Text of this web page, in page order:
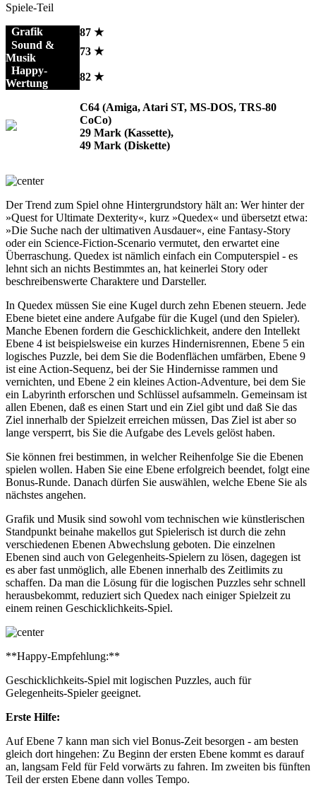
Spiele-Teil
Grafik
87 ★
Sound &
Musik
73 ★
Happy-
Wertung
82 ★
C64 (Amiga, Atari ST, MS-DOS, TRS-80
CoCo)
29 Mark (Kassette),
49 Mark (Diskette)
Der Trend zum Spiel ohne Hintergrundstory hält an: Wer hinter der
»Quest for Ultimate Dexterity«, kurz »Quedex« und übersetzt etwa:
»Die Suche nach der ultimativen Ausdauer«, eine Fantasy-Story
oder ein Science-Fiction-Scenario vermutet, den erwartet eine
Überraschung. Quedex ist nämlich einfach ein Computerspiel - es
lehnt sich an nichts Bestimmtes an, hat keinerlei Story oder
beschreibenswerte Charaktere und Darsteller.
In Quedex müssen Sie eine Kugel durch zehn Ebenen steuern. Jede
Ebene bietet eine andere Aufgabe für die Kugel (und den Spieler).
Manche Ebenen fordern die Geschicklichkeit, andere den Intellekt
Ebene 4 ist beispielsweise ein kurzes Hindernisrennen, Ebene 5 ein
logisches Puzzle, bei dem Sie die Bodenflächen umfärben, Ebene 9
ist eine Action-Sequenz, bei der Sie Hindernisse rammen und
vernichten, und Ebene 2 ein kleines Action-Adventure, bei dem Sie
ein Labyrinth erforschen und Schlüssel aufsammeln. Gemeinsam ist
allen Ebenen, daß es einen Start und ein Ziel gibt und daß Sie das
Ziel innerhalb der Spielzeit erreichen müssen, Das Ziel ist aber so
lange versperrt, bis Sie die Aufgabe des Levels gelöst haben.
Sie können frei bestimmen, in welcher Reihenfolge Sie die Ebenen
spielen wollen. Haben Sie eine Ebene erfolgreich beendet, folgt eine
Bonus-Runde. Danach dürfen Sie auswählen, welche Ebene Sie als
nächstes angehen.
Grafik und Musik sind sowohl vom technischen wie künstlerischen
Standpunkt beinahe makellos gut Spielerisch ist durch die zehn
verschiedenen Ebenen Abwechslung geboten. Die einzelnen
Ebenen sind auch von Gelegenheits-Spielern zu lösen, dagegen ist
es aber fast unmöglich, alle Ebenen innerhalb des Zeitlimits zu
schaffen. Da man die Lösung für die logischen Puzzles sehr schnell
herausbekommt, reduziert sich Quedex nach einiger Spielzeit zu
einem reinen Geschicklichkeits-Spiel.
**Happy-Empfehlung:**
Geschicklichkeits-Spiel mit logischen Puzzles, auch für
Gelegenheits-Spieler geeignet.
Erste Hilfe:
Auf Ebene 7 kann man sich viel Bonus-Zeit besorgen - am besten
gleich dort hingehen: Zu Beginn der ersten Ebene kommt es darauf
an, langsam Feld für Feld vorwärts zu fahren. Im zweiten bis fünften
Teil der ersten Ebene dann volles Tempo.